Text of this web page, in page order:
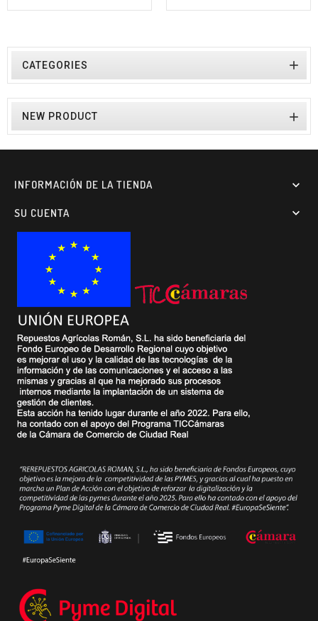
CATEGORIES 
NEW PRODUCT 
INFORMACIÓN DE LA TIENDA 
SU CUENTA 